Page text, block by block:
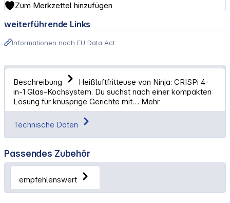
Zum Merkzettel hinzufügen
weiterführende Links
Informationen nach EU Data Act
Beschreibung
Heißluftfritteuse von Ninja: CRISPi 4-
in-1 Glas-Kochsystem. Du suchst nach einer kompakten
Lösung für knusprige Gerichte mit… Mehr
Technische Daten
Passendes Zubehör
empfehlenswert